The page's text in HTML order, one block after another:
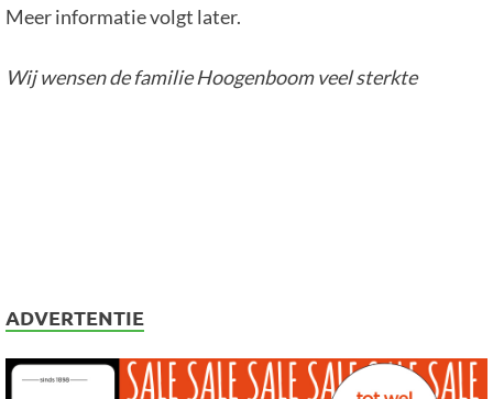
Meer informatie volgt later.
Wij wensen de familie Hoogenboom veel sterkte
ADVERTENTIE